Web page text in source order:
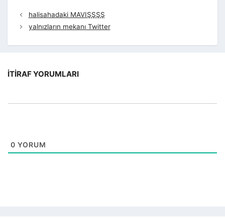
halisahadaki MAVIŞŞŞŞ
yalnızların mekanı Twitter
İTIRAF YORUMLARI
0 YORUM